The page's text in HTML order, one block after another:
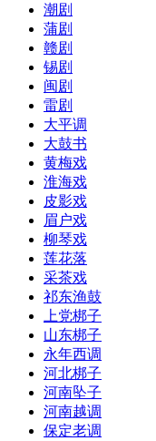
潮剧
蒲剧
赣剧
锡剧
闽剧
雷剧
大平调
大鼓书
黄梅戏
淮海戏
皮影戏
眉户戏
柳琴戏
莲花落
采茶戏
祁东渔鼓
上党梆子
山东梆子
永年西调
河北梆子
河南坠子
河南越调
保定老调